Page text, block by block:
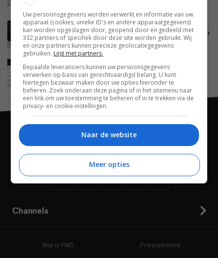
SMARTHOME 30 JUNI 2017
August vereenvoudigt gebruik van Smart Lock en
Doorbell Cam
MOBILE 29 MEI 2015
Smart Lock fungeert straks ook als
wachtwoordmanager
Channels
Wie is FWD Privacybeleid
Uw persoonsgegevens worden verwerkt en informatie van uw
apparaat (cookies, unieke ID's en andere apparaatgegevens)
kan worden opgeslagen door, geopend door en gedeeld met
332 partners of specifiek door deze site worden gebruikt. Wij
en onze partners kunnen precieze geolocatiegegevens
gebruiken. Lijst met partners.
Bepaalde leveranciers kunnen uw persoonsgegevens
verwerken op basis van gerechtvaardigd belang. U kunt
hiertegen bezwaar maken door uw opties hieronder te
beheren. Zoek onderaan deze pagina of in het sitemenu naar
een link om uw toestemming te beheren of in te trekken via de
privacy- en cookie-instellingen.
Naar de website
Meer opties